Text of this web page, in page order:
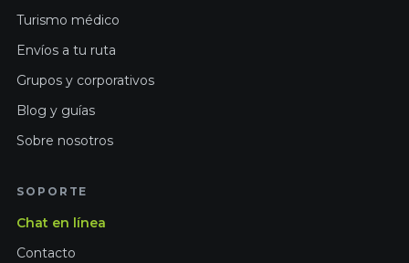
Turismo médico
Envíos a tu ruta
Grupos y corporativos
Blog y guías
Sobre nosotros
SOPORTE
Chat en línea
Contacto